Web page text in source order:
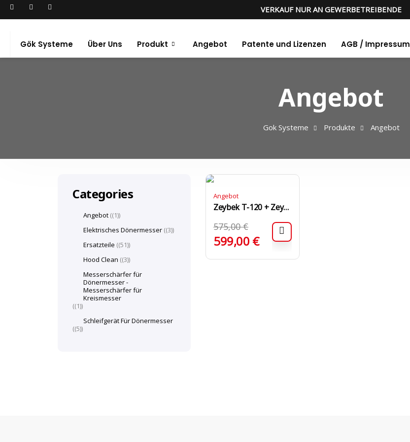
VERKAUF NUR AN GEWERBETREIBENDE
Gök Systeme Über Uns Produkt Angebot Patente und Lizenzen AGB / Impressum
Angebot
Gok Systeme Produkte Angebot
Angebot
Zeybek T-120 + Zeybek S-120
575,00€
599,00 €
Categories
Angebot (1)
Elektrisches Dönermesser (3)
Ersatzteile (51)
Hood Clean (3)
Messerschärfer für
Dönermesser -
Messerschärfer für
Kreismesser
(1)
Schleifgerät Für Dönermesser
(5)